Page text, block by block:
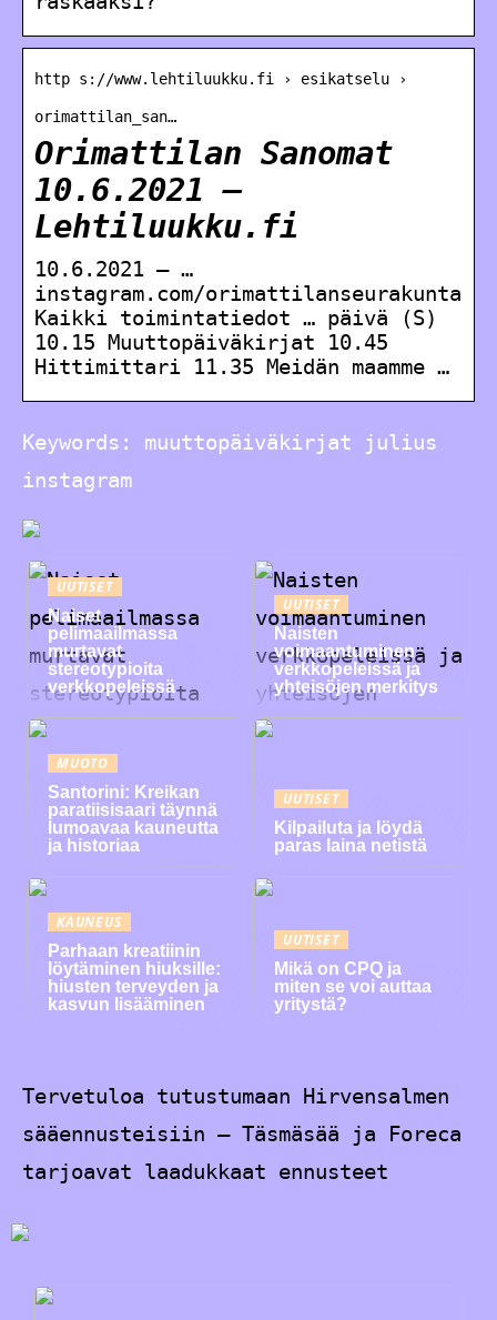
http s://www.lehtiluukku.fi › esikatselu ›
orimattilan_san…
Orimattilan Sanomat
10.6.2021 –
Lehtiluukku.fi
10.6.2021 — …
instagram.com/orimattilanseurakunta
Kaikki toimintatiedot … päivä (S)
10.15 Muuttopäiväkirjat 10.45
Hittimittari 11.35 Meidän maamme …
Keywords: muuttopäiväkirjat julius
instagram
UUTISET
Naiset
pelimaailmassa
murtavat
stereotypioita
verkkopeleissä
UUTISET
Naisten
voimaantuminen
verkkopeleissä ja
yhteisöjen merkitys
MUOTO
Santorini: Kreikan
paratiisisaari täynnä
lumoavaa kauneutta
ja historiaa
UUTISET
Kilpailuta ja löydä
paras laina netistä
KAUNEUS
Parhaan kreatiinin
löytäminen hiuksille:
hiusten terveyden ja
kasvun lisääminen
UUTISET
Mikä on CPQ ja
miten se voi auttaa
yritystä?
Tervetuloa tutustumaan Hirvensalmen
sääennusteisiin – Täsmäsää ja Foreca
tarjoavat laadukkaat ennusteet